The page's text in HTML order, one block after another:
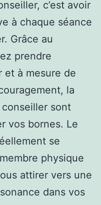
c’est avoir
à chaque séance
Grâce au
prendre
et à mesure de
la
conseiller sont
vos bornes. Le
se
physique
attirer vers une
dans vos